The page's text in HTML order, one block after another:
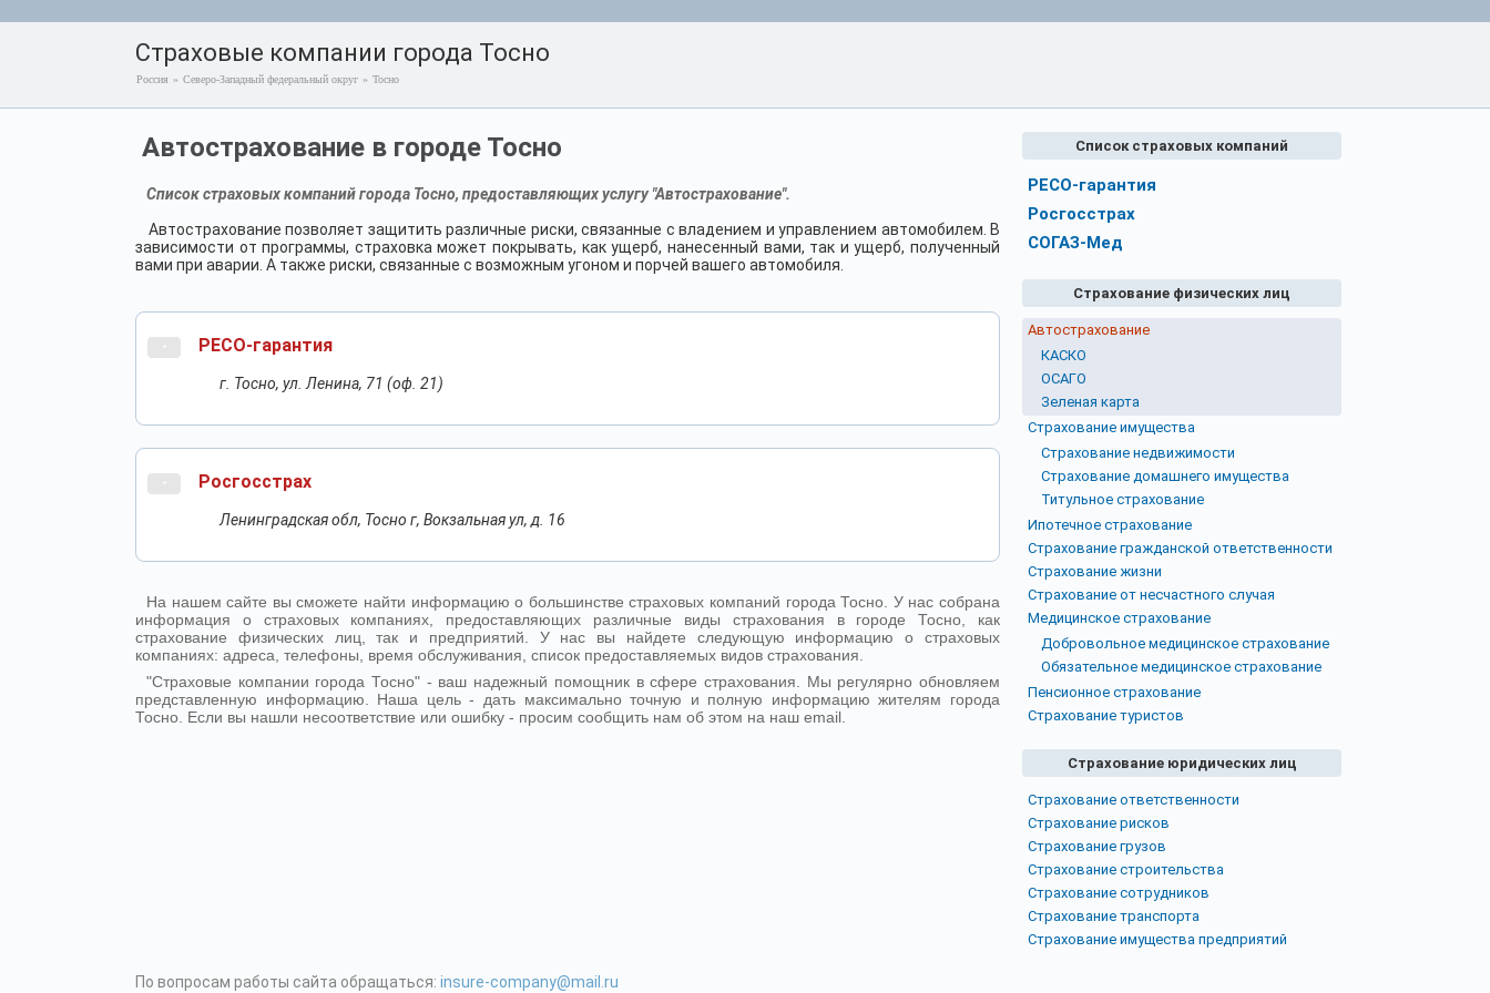
Страховые компании города Тосно
Россия » Северо-Западный федеральный округ » Тосно
Автострахование в городе Тосно
Список страховых компаний города Тосно, предоставляющих услугу "Автострахование".
Автострахование позволяет защитить различные риски, связанные с владением и управлением автомобилем. В
зависимости от программы, страховка может покрывать, как ущерб, нанесенный вами, так и ущерб, полученный
вами при аварии. А также риски, связанные с возможным угоном и порчей вашего автомобиля.
- РЕСО-гарантия
г. Тосно, ул. Ленина, 71 (оф. 21)
- Росгосстрах
Ленинградская обл, Тосно г, Вокзальная ул, д. 16
На нашем сайте вы сможете найти информацию о большинстве страховых компаний города Тосно. У нас собрана
информация о страховых компаниях, предоставляющих различные виды страхования в городе Тосно, как
страхование физических лиц, так и предприятий. У нас вы найдете следующую информацию о страховых
компаниях: адреса, телефоны, время обслуживания, список предоставляемых видов страхования.
"Страховые компании города Тосно" - ваш надежный помощник в сфере страхования. Мы регулярно обновляем
представленную информацию. Наша цель - дать максимально точную и полную информацию жителям города
Тосно. Если вы нашли несоответствие или ошибку - просим сообщить нам об этом на наш email.
Список страховых компаний
РЕСО-гарантия
Росгосстрах
СОГАЗ-Мед
Страхование физических лиц
Автострахование
КАСКО
ОСАГО
Зеленая карта
Страхование имущества
Страхование недвижимости
Страхование домашнего имущества
Титульное страхование
Ипотечное страхование
Страхование гражданской ответственности
Страхование жизни
Страхование от несчастного случая
Медицинское страхование
Добровольное медицинское страхование
Обязательное медицинское страхование
Пенсионное страхование
Страхование туристов
Страхование юридических лиц
Страхование ответственности
Страхование рисков
Страхование грузов
Страхование строительства
Страхование сотрудников
Страхование транспорта
Страхование имущества предприятий
По вопросам работы сайта обращаться: insure-company@mail.ru